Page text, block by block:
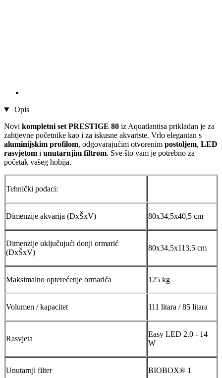
Opis
Novi kompletni set PRESTIGE 80 iz Aquatlantisa prikladan je za
zahtjevne početnike kao i za iskusne akvariste. Vrlo elegantan s
aluminijskim profilom, odgovarajućim otvorenim postoljem, LED
rasvjetom i unutarnjim filtrom. Sve što vam je potrebno za
početak vašeg hobija.
Tehnički podaci:
Dimenzije akvarija (DxŠxV) 80x34,5x40,5 cm
Dimenzije uključujući donji ormarić
(DxŠxV)
80x34,5x113,5 cm
Maksimalno opterećenje ormarića 125 kg
Volumen / kapacitet 111 litara / 85 litara
Rasvjeta
Easy LED 2.0 - 14
W
Unutarnji filter BIOBOX® 1